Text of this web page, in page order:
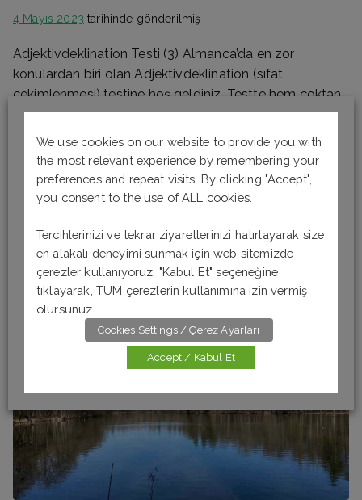
4 Mayıs 2023 tarihinde gönderilmiş
Adjektivdeklination Testi (3) Almanca’da en zor
konulardan biri olan Adjektivdeklination (sıfat
çekimlenmesi) testine hoş geldiniz. Testte hem çoktan
seçmeli hem de boşluk doldurmalı sorular
bulunmaktadır. Cevaplarınızı kontrol etmek ve doğru
cevapları görmek için “Testi Bitir” butonuna tıklamanız
yeterli. Başarılar. Not: Sorularda verilen boşluklar
rasgele verilmiştir, doğru cevabın harf sayısı ile ilgili
Daha fazlasını oku
We use cookies on our website to provide you with
the most relevant experience by remembering your
preferences and repeat visits. By clicking "Accept",
you consent to the use of ALL cookies.
Tercihlerinizi ve tekrar ziyaretlerinizi hatırlayarak size
en alakalı deneyimi sunmak için web sitemizde
çerezler kullanıyoruz. "Kabul Et" seçeneğine
tıklayarak, TÜM çerezlerin kullanımına izin vermiş
olursunuz.
Cookies Settings / Çerez Ayarları
Accept / Kabul Et